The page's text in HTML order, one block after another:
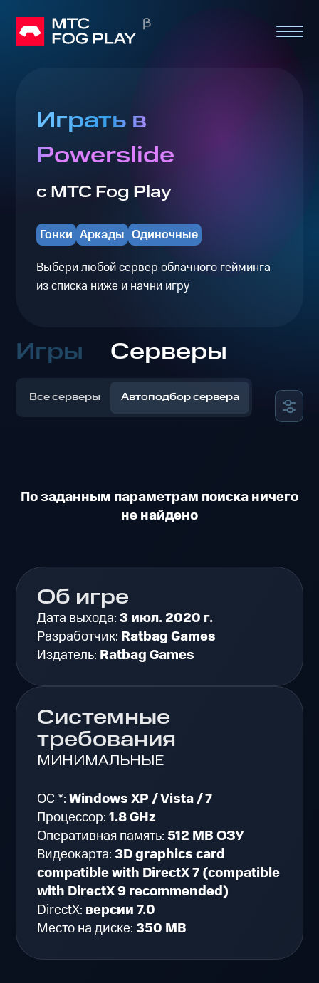
Играть в
Powerslide
с МТС Fog Play
Гонки Аркады Одиночные
Выбери любой сервер облачного гейминга
из списка ниже и начни игру
Игры Серверы
Все серверы Автоподбор сервера
По заданным параметрам поиска ничего
не найдено
Об игре
Дата выхода:3 июл. 2020 г.
Разработчик: Ratbag Games
Издатель: Ratbag Games
Системные
требования
МИНИМАЛЬНЫЕ
ОС *:Windows XP / Vista / 7
Процессор:1.8 GHz
Оперативная память:512 MB ОЗУ
Видеокарта:3D graphics card
compatible with DirectX 7 (compatible
with DirectX 9 recommended)
DirectX: версии 7.0
Место на диске:350 MB